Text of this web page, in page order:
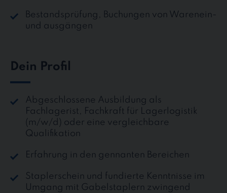
Bestandsprüfung, Buchungen von Warenein-
und ausgängen
Dein Profil
Abgeschlossene Ausbildung als
Fachlagerist, Fachkraft für Lagerlogistik
(m/w/d) oder eine vergleichbare
Qualifikation
Erfahrung in den gennanten Bereichen
Staplerschein und fundierte Kenntnisse im
Umgang mit Gabelstaplern zwingend